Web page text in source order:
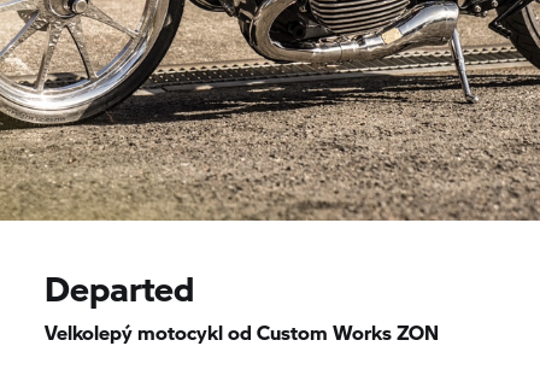
Departed
Velkolepý motocykl od Custom Works ZON